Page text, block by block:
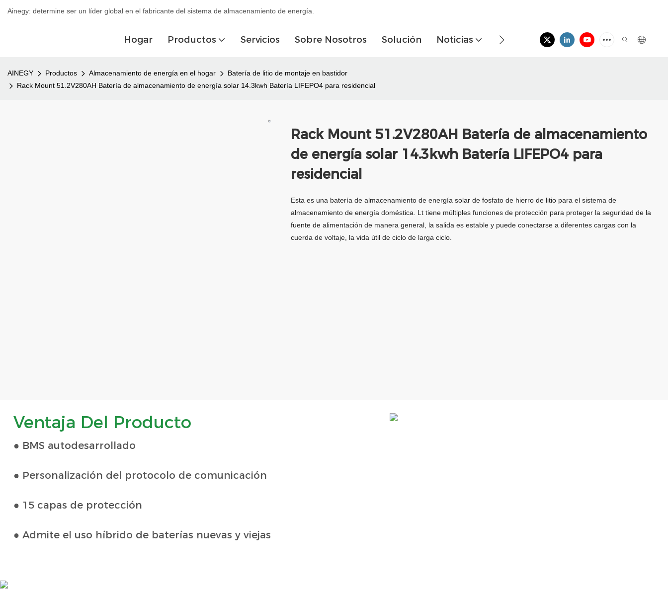
Ainegy: determine ser un líder global en el fabricante del sistema de almacenamiento de energía.
Hogar Productos Servicios Sobre Nosotros Solución Noticias Contáctenos
AINEGY Productos Almacenamiento de energía en el hogar
Batería de litio de montaje en bastidor
Rack Mount 51.2V280AH Batería de almacenamiento de energía solar 14.3kwh Batería LIFEPO4 para residencial
Rack Mount 51.2V280AH Batería de almacenamiento
de energía solar 14.3kwh Batería LIFEPO4 para
residencial
Esta es una batería de almacenamiento de energía solar de fosfato de hierro de litio para el sistema de
almacenamiento de energía doméstica. Lt tiene múltiples funciones de protección para proteger la seguridad de la
fuente de alimentación de manera general, la salida es estable y puede conectarse a diferentes cargas con la
cuerda de voltaje, la vida útil de ciclo de larga ciclo.
Ventaja Del Producto
● BMS autodesarrollado
● Personalización del protocolo de comunicación
● 15 capas de protección
● Admite el uso híbrido de baterías nuevas y viejas